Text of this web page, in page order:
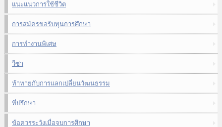
แนะแนวการใช้ชีวิต
การสมัครขอรับทุนการศึกษา
การทำงานพิเศษ
วีซ่า
ท้าทายกับการแลกเปลี่ยนวัฒนธรรม
ที่ปรึกษา
ข้อควรระวังเมื่อจบการศึกษา